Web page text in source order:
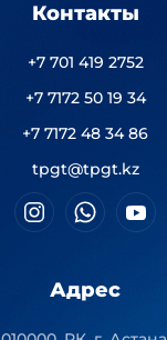
Контакты
+7 701 419 2752
+7 7172 50 19 34
+7 7172 48 34 86
tpgt@tpgt.kz
Адрес